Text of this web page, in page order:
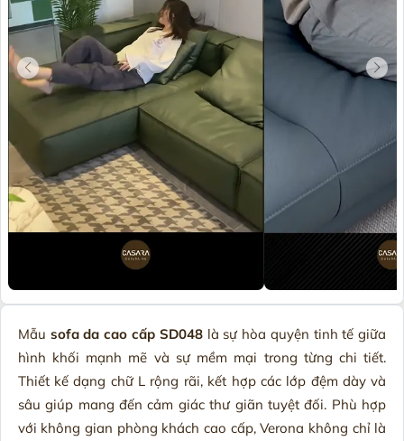
Mẫu sofa da cao cấp SD048là sự hòa quyện tinh tế giữa
hình khối mạnh mẽ và sự mềm mại trong từng chi tiết.
Thiết kế dạng chữ L rộng rãi, kết hợp các lớp đệm dày và
sâu giúp mang đến cảm giác thư giãn tuyệt đối. Phù hợp
với không gian phòng khách cao cấp, Verona không chỉ là